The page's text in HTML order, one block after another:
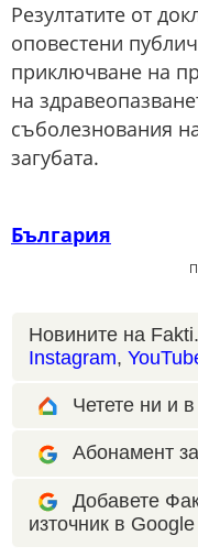
Резултатите от
оповестени
приключване на
на
съболезнования
загубата.
България
Новините на
Instagram,
Четете ни и
Абонамент
Добавете
източник в Google